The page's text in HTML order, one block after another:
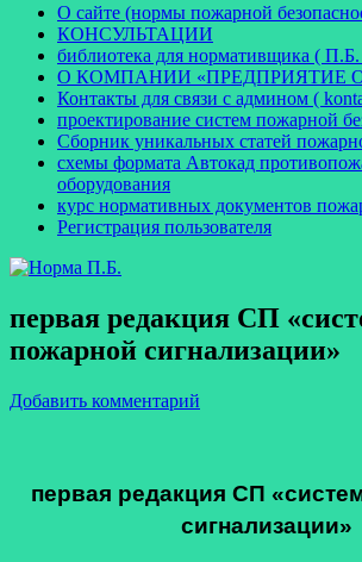
О сайте (нормы пожарной
КОНСУЛЬТАЦИИ
библиотека для нормативщика (
О КОМПАНИИ «ПРЕДПРИЯТИЕ
Контакты для связи с админом (
проектирование систем пожарной
Сборник уникальных статей
схемы формата Автокад
оборудования
курс нормативных документов
Регистрация пользователя
первая редакция СП
пожарной сигнализации»
Добавить комментарий
первая редакция СП
сигнализации»